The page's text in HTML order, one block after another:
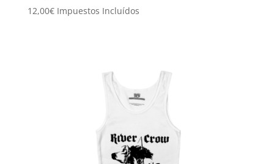
12,00€ Impuestos Incluídos